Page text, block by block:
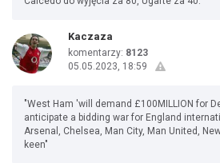
Kaczaza
komentarzy: 8123
05.05.2023, 18:59
"West Ham 'will demand £100MILLION for
anticipate a bidding war for England
Arsenal, Chelsea, Man City, Man United,
keen"